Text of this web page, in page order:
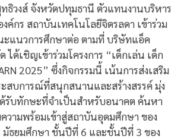
ทธิวงส์ จังหวัดปทุมธานี ตัวแทนงานบริหาร
ค์กร สถาบันเทคโนโลยีจิตรลดา เข้าร่วม
ะแนวการศึกษาต่อ ตามที่ บริษัทแอ็ค
ได้เชิญเข้าร่วมโครงการ “เด็กเล่น เด็ก
2025” ซึ่งกิจกรรมนี้ เน้นการส่งเสริม
ะสบการณ์ที่สนุกสนานและสร้างสรรค์ มุ่ง
รับทักษะที่จำเป็นสำหรับอนาคต ค้นหา
ความพร้อมเข้าสู่สถาบันอุดมศึกษา ของ
ธยมศึกษา ชั้นปีที่ 6 และชั้นปีที่ 3 ของ